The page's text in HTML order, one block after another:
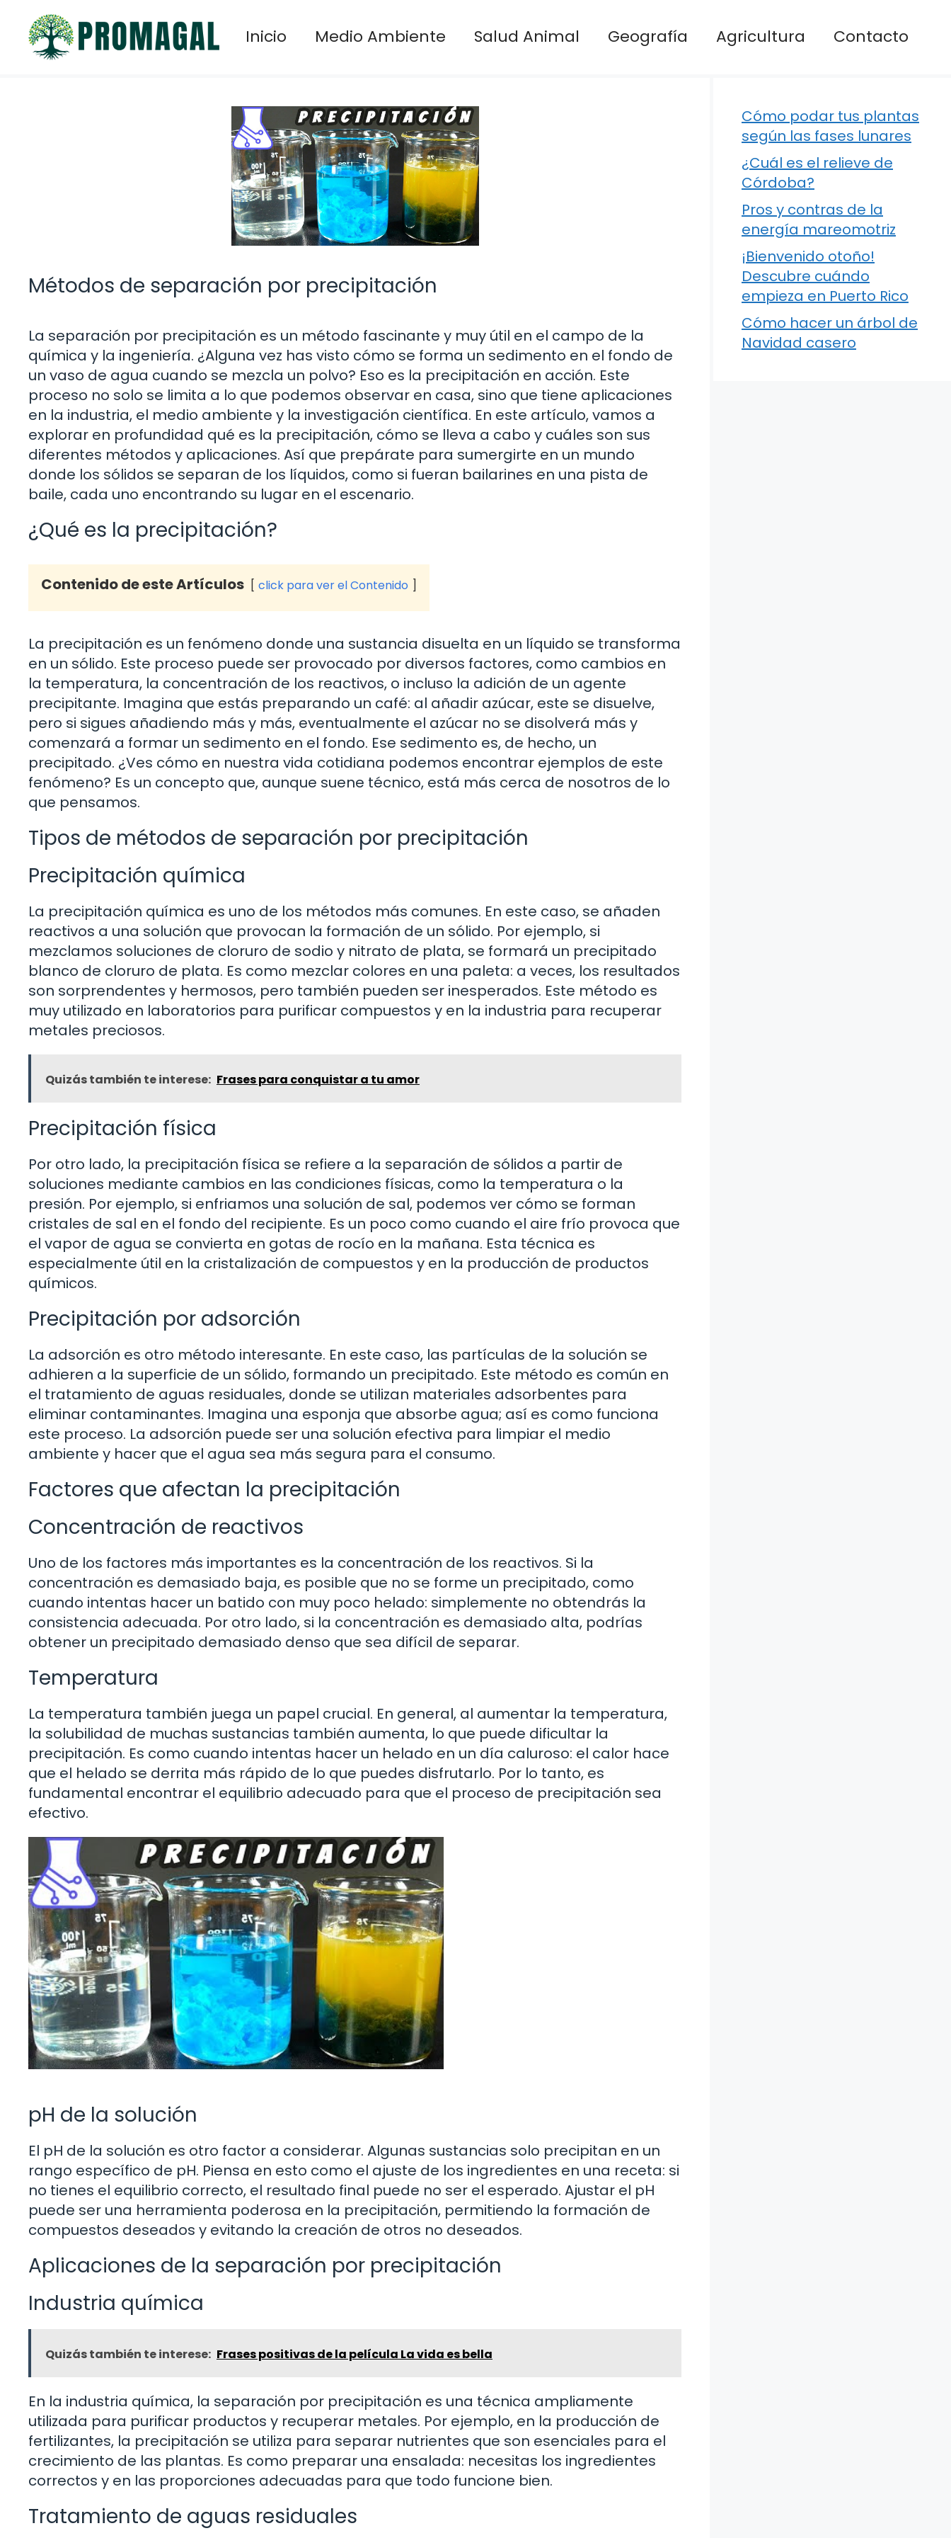
contenido
Inicio Medio Ambiente Salud Animal Geografía Agricultura Contacto
Métodos de separación por precipitación
La separación por precipitación es un método fascinante y muy útil en el campo de la
química y la ingeniería. ¿Alguna vez has visto cómo se forma un sedimento en el fondo de
un vaso de agua cuando se mezcla un polvo? Eso es la precipitación en acción. Este
proceso no solo se limita a lo que podemos observar en casa, sino que tiene aplicaciones
en la industria, el medio ambiente y la investigación científica. En este artículo, vamos a
explorar en profundidad qué es la precipitación, cómo se lleva a cabo y cuáles son sus
diferentes métodos y aplicaciones. Así que prepárate para sumergirte en un mundo
donde los sólidos se separan de los líquidos, como si fueran bailarines en una pista de
baile, cada uno encontrando su lugar en el escenario.
¿Qué es la precipitación?
Contenido de este Artículos click para ver el Contenido
La precipitación es un fenómeno donde una sustancia disuelta en un líquido se transforma
en un sólido. Este proceso puede ser provocado por diversos factores, como cambios en
la temperatura, la concentración de los reactivos, o incluso la adición de un agente
precipitante. Imagina que estás preparando un café: al añadir azúcar, este se disuelve,
pero si sigues añadiendo más y más, eventualmente el azúcar no se disolverá más y
comenzará a formar un sedimento en el fondo. Ese sedimento es, de hecho, un
precipitado. ¿Ves cómo en nuestra vida cotidiana podemos encontrar ejemplos de este
fenómeno? Es un concepto que, aunque suene técnico, está más cerca de nosotros de lo
que pensamos.
Tipos de métodos de separación por precipitación
Precipitación química
La precipitación química es uno de los métodos más comunes. En este caso, se añaden
reactivos a una solución que provocan la formación de un sólido. Por ejemplo, si
mezclamos soluciones de cloruro de sodio y nitrato de plata, se formará un precipitado
blanco de cloruro de plata. Es como mezclar colores en una paleta: a veces, los resultados
son sorprendentes y hermosos, pero también pueden ser inesperados. Este método es
muy utilizado en laboratorios para purificar compuestos y en la industria para recuperar
metales preciosos.
Quizás también te interese: Frases para conquistar a tu amor
Precipitación física
Por otro lado, la precipitación física se refiere a la separación de sólidos a partir de
soluciones mediante cambios en las condiciones físicas, como la temperatura o la
presión. Por ejemplo, si enfriamos una solución de sal, podemos ver cómo se forman
cristales de sal en el fondo del recipiente. Es un poco como cuando el aire frío provoca que
el vapor de agua se convierta en gotas de rocío en la mañana. Esta técnica es
especialmente útil en la cristalización de compuestos y en la producción de productos
químicos.
Precipitación por adsorción
La adsorción es otro método interesante. En este caso, las partículas de la solución se
adhieren a la superficie de un sólido, formando un precipitado. Este método es común en
el tratamiento de aguas residuales, donde se utilizan materiales adsorbentes para
eliminar contaminantes. Imagina una esponja que absorbe agua; así es como funciona
este proceso. La adsorción puede ser una solución efectiva para limpiar el medio
ambiente y hacer que el agua sea más segura para el consumo.
Factores que afectan la precipitación
Concentración de reactivos
Uno de los factores más importantes es la concentración de los reactivos. Si la
concentración es demasiado baja, es posible que no se forme un precipitado, como
cuando intentas hacer un batido con muy poco helado: simplemente no obtendrás la
consistencia adecuada. Por otro lado, si la concentración es demasiado alta, podrías
obtener un precipitado demasiado denso que sea difícil de separar.
Temperatura
La temperatura también juega un papel crucial. En general, al aumentar la temperatura,
la solubilidad de muchas sustancias también aumenta, lo que puede dificultar la
precipitación. Es como cuando intentas hacer un helado en un día caluroso: el calor hace
que el helado se derrita más rápido de lo que puedes disfrutarlo. Por lo tanto, es
fundamental encontrar el equilibrio adecuado para que el proceso de precipitación sea
efectivo.
pH de la solución
El pH de la solución es otro factor a considerar. Algunas sustancias solo precipitan en un
rango específico de pH. Piensa en esto como el ajuste de los ingredientes en una receta: si
no tienes el equilibrio correcto, el resultado final puede no ser el esperado. Ajustar el pH
puede ser una herramienta poderosa en la precipitación, permitiendo la formación de
compuestos deseados y evitando la creación de otros no deseados.
Aplicaciones de la separación por precipitación
Industria química
Quizás también te interese: Frases positivas de la película La vida es bella
En la industria química, la separación por precipitación es una técnica ampliamente
utilizada para purificar productos y recuperar metales. Por ejemplo, en la producción de
fertilizantes, la precipitación se utiliza para separar nutrientes que son esenciales para el
crecimiento de las plantas. Es como preparar una ensalada: necesitas los ingredientes
correctos y en las proporciones adecuadas para que todo funcione bien.
Tratamiento de aguas residuales
Cómo podar tus plantas
según las fases lunares
¿Cuál es el relieve de
Córdoba?
Pros y contras de la
energía mareomotriz
¡Bienvenido otoño!
Descubre cuándo
empieza en Puerto Rico
Cómo hacer un árbol de
Navidad casero